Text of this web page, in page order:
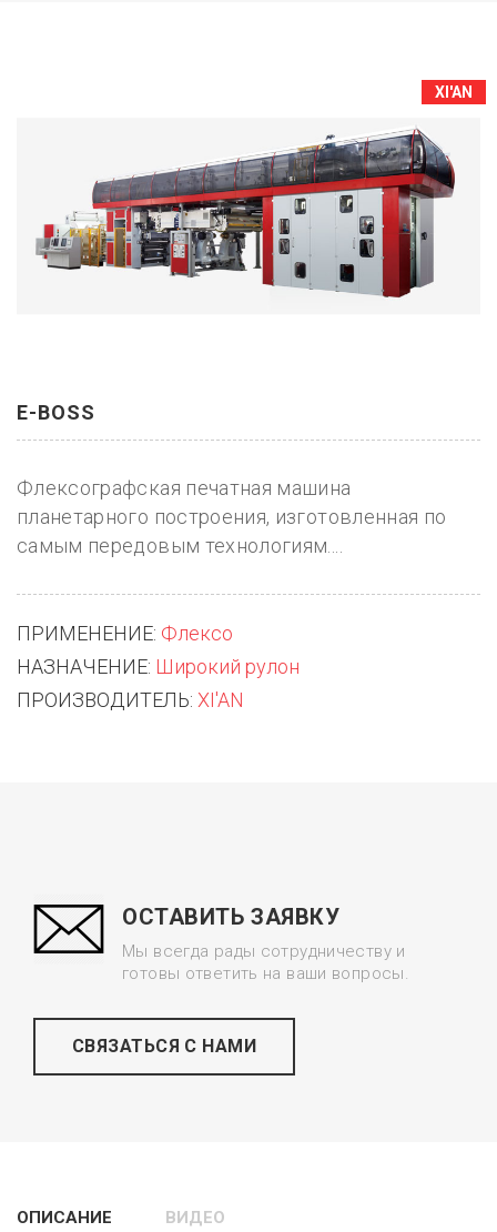
XI'AN
E-BOSS
Флексографская печатная машина
планетарного построения, изготовленная по
самым передовым технологиям....
ПРИМЕНЕНИЕ: Флексо
НАЗНАЧЕНИЕ: Широкий рулон
ПРОИЗВОДИТЕЛЬ: XI'AN
ОСТАВИТЬ ЗАЯВКУ
Мы всегда рады сотрудничеству и
готовы ответить на ваши вопросы.
СВЯЗАТЬСЯ С НАМИ
ОПИСАНИЕ ВИДЕО